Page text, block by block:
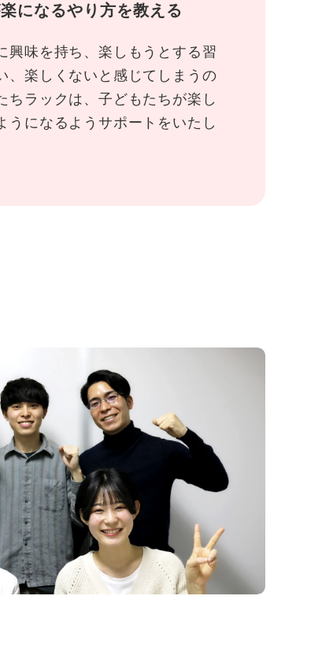
になるやり方を教える
興味を持ち、楽しもうとする習
、楽しくないと感じてしまうの
ちラックは、子どもたちが楽し
うになるようサポートをいたし